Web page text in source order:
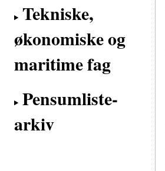
Tekniske,
økonomiske og
maritime fag
Pensumliste-
arkiv